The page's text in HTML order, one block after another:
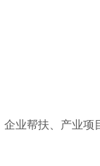
业帮扶、产业